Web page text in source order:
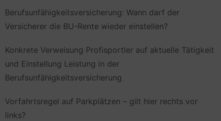
Berufsunfähigkeitsversicherung: Wann darf der
Versicherer die BU-Rente wieder einstellen?
Konkrete Verweisung Profisportler auf aktuelle Tätigkeit
und Einstellung Leistung in der
Berufsunfähigkeitsversicherung
Vorfahrtsregel auf Parkplätzen – gilt hier rechts vor
links?